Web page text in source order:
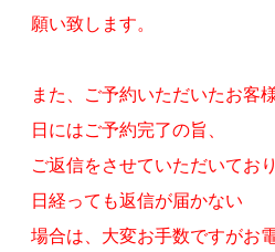
願い致します。
また、ご予約いただいたお客
日にはご予約完了の旨、
ご返信をさせていただいてお
日経っても返信が届かない
場合は、大変お手数ですがお